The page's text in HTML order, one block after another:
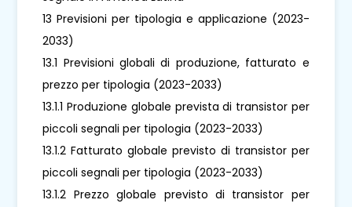
13 Previsioni per tipologia e applicazione (2023-
2033)
13.1 Previsioni globali di produzione, fatturato e
prezzo per tipologia (2023-2033)
13.1.1 Produzione globale prevista di transistor per
piccoli segnali per tipologia (2023-2033)
13.1.2 Fatturato globale previsto di transistor per
piccoli segnali per tipologia (2023-2033)
13.1.2 Prezzo globale previsto di transistor per